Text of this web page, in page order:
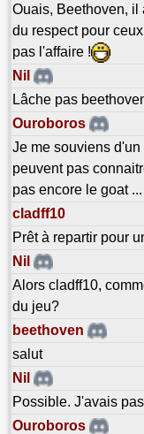
Ouais, Beethoven, il
du respect pour
pas l'affaire !
Nil
Lâche pas
Ouroboros
Je me souviens
peuvent pas
pas encore le goat ...
cladff10
Prêt à repartir pour
Nil
Alors cladff10,
du jeu?
beethoven
salut
Nil
Possible. J'avais
Ouroboros